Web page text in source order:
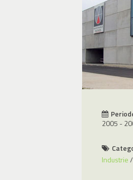
2005 -
Industrie